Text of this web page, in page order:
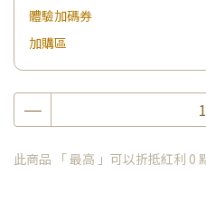
體驗加碼券
加購區
此商品 「 最高 」可以折抵紅利 0